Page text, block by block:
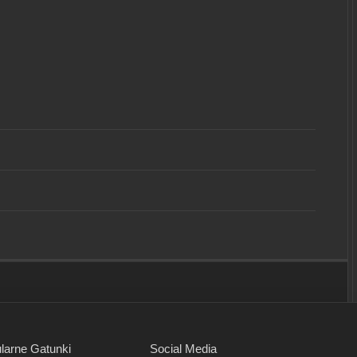
Gatunki Social Media